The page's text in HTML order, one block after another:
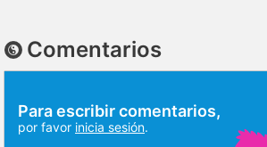
Comentarios
Para escribir comentarios,
por favor inicia sesión.